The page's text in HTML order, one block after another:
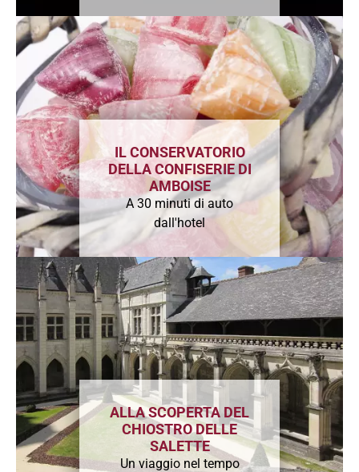
IL CONSERVATORIO
DELLA CONFISERIE DI
AMBOISE
A 30 minuti di auto
dall'hotel
ALLA SCOPERTA DEL
CHIOSTRO DELLE
SALETTE
Un viaggio nel tempo